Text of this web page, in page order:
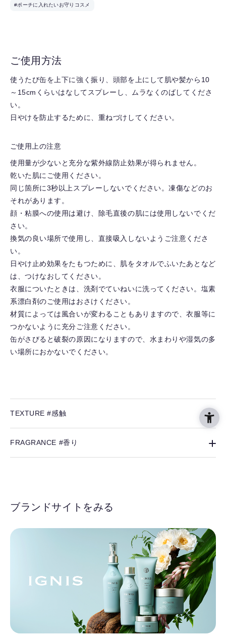
#ポーチに入れたいお守りコスメ
ご使用方法
使うたび缶を上下に強く振り、頭部を上にして肌や髪から10
～15cmくらいはなしてスプレーし、ムラなくのばしてくださ
い。
日やけを防止するために、重ねづけしてください。
ご使用上の注意
使用量が少ないと充分な紫外線防止効果が得られません。
乾いた肌にご使用ください。
同じ箇所に3秒以上スプレーしないでください。凍傷などのお
それがあります。
顔・粘膜への使用は避け、除毛直後の肌には使用しないでくだ
さい。
換気の良い場所で使用し、直接吸入しないようご注意くださ
い。
日やけ止め効果をたもつために、肌をタオルでふいたあとなど
は、つけなおしてください。
衣服についたときは、洗剤でていねいに洗ってください。塩素
系漂白剤のご使用はおさけください。
材質によっては風合いが変わることもありますので、衣服等に
つかないように充分ご注意ください。
缶がさびると破裂の原因になりますので、水まわりや湿気の多
い場所におかないでください。
TEXTURE #感触
FRAGRANCE #香り
ブランドサイトをみる